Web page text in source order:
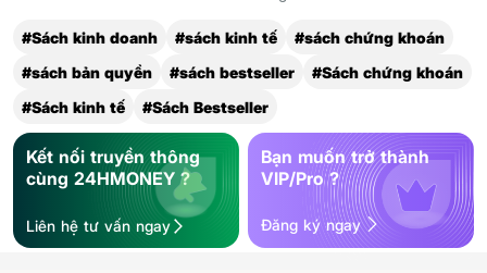
#Sách kinh doanh #sách kinh tế
#sách chứng khoán
#sách bản quyền
#sách bestseller
#Sách chứng khoán
#Sách kinh tế
#Sách Bestseller
Kết nối truyền thông
cùng 24HMONEY ?
Liên hệ tư vấn ngay
Bạn muốn trở thành
VIP/Pro ?
Đăng ký ngay